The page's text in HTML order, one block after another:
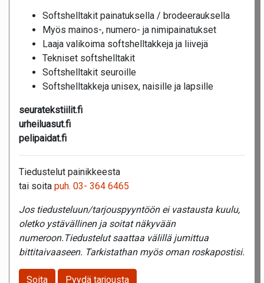
Softshelltakit painatuksella / brodeerauksella
Myös mainos-, numero- ja nimipainatukset
Laaja valikoima softshelltakkeja ja liivejä
Tekniset softshelltakit
Softshelltakit seuroille
Softshelltakkeja unisex, naisille ja lapsille
seuratekstiilit.fi
urheiluasut.fi
pelipaidat.fi
Tiedustelut painikkeesta
tai soita puh. 03- 364 6465
Jos tiedusteluun/tarjouspyyntöön ei vastausta kuulu,
oletko ystävällinen ja soitat näkyvään
numeroon.Tiedustelut saattaa välillä jumittua
bittitaivaaseen. Tarkistathan myös oman roskapostisi.
Soita Pyydä tarjousta